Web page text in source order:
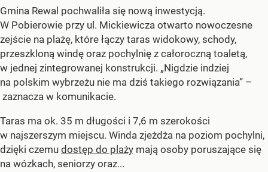
Gmina Rewal pochwaliła się nową inwestycją.
W Pobierowie przy ul. Mickiewicza otwarto nowoczesne
zejście na plażę, które łączy taras widokowy, schody,
przeszkloną windę oraz pochylnię z całoroczną toaletą,
w jednej zintegrowanej konstrukcji. „Nigdzie indziej
na polskim wybrzeżu nie ma dziś takiego rozwiązania” –
zaznacza w komunikacie.
Taras ma ok. 35 m długości i 7,6 m szerokości
w najszerszym miejscu. Winda zjeżdża na poziom pochylni,
dzięki czemu dostęp do plaży mają osoby poruszające się
na wózkach, seniorzy oraz...